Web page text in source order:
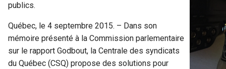
publics.
Québec, le 4 septembre 2015. – Dans son
mémoire présenté à la Commission parlementaire
sur le rapport Godbout, la Centrale des syndicats
du Québec (CSQ) propose des solutions pour